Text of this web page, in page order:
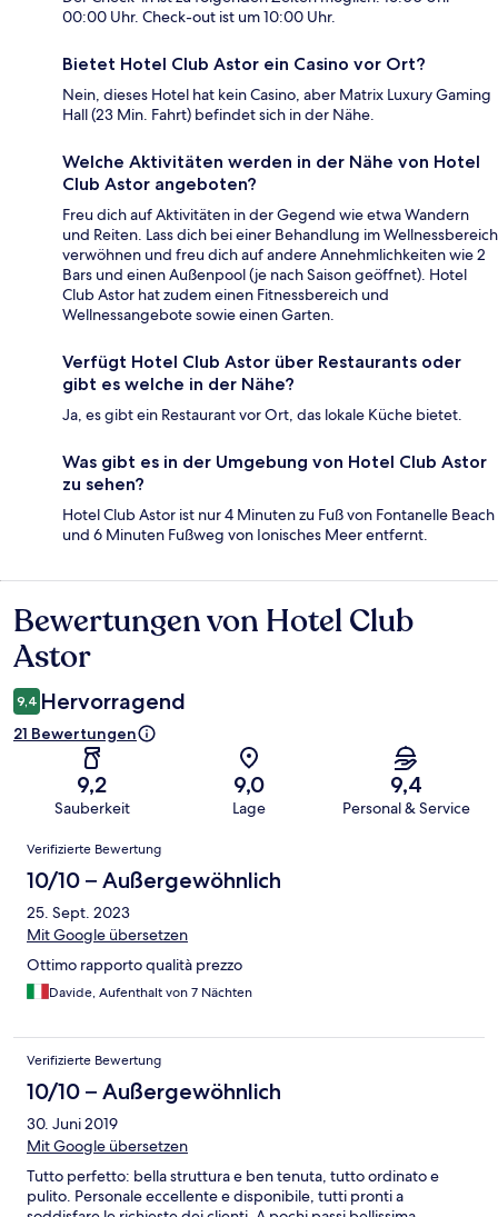
00:00 Uhr. Check-out ist um 10:00 Uhr.
Bietet Hotel Club Astor ein Casino vor Ort?
Nein, dieses Hotel hat kein Casino, aber Matrix Luxury Gaming
Hall (23 Min. Fahrt) befindet sich in der Nähe.
Welche Aktivitäten werden in der Nähe von Hotel
Club Astor angeboten?
Freu dich auf Aktivitäten in der Gegend wie etwa Wandern
und Reiten. Lass dich bei einer Behandlung im Wellnessbereich
verwöhnen und freu dich auf andere Annehmlichkeiten wie 2
Bars und einen Außenpool (je nach Saison geöffnet). Hotel
Club Astor hat zudem einen Fitnessbereich und
Wellnessangebote sowie einen Garten.
Verfügt Hotel Club Astor über Restaurants oder
gibt es welche in der Nähe?
Ja, es gibt ein Restaurant vor Ort, das lokale Küche bietet.
Was gibt es in der Umgebung von Hotel Club Astor
zu sehen?
Hotel Club Astor ist nur 4 Minuten zu Fuß von Fontanelle Beach
und 6 Minuten Fußweg von Ionisches Meer entfernt.
Bewertungen
Bewertungen von Hotel Club
Astor
9,4 Hervorragend
21 Bewertungen
9,2
Sauberkeit
9,0
Lage
9,4
Personal & Service
Bewertungen
Verifizierte Bewertung
10/10 – Außergewöhnlich
25. Sept. 2023
Mit Google übersetzen
Ottimo rapporto qualità prezzo
Davide, Aufenthalt von 7 Nächten
Verifizierte Bewertung
10/10 – Außergewöhnlich
30. Juni 2019
Mit Google übersetzen
Tutto perfetto: bella struttura e ben tenuta, tutto ordinato e
pulito. Personale eccellente e disponibile, tutti pronti a